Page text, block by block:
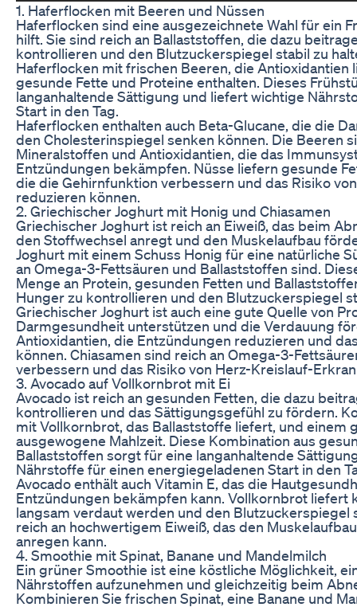
1. Haferflocken mit Beeren und Nüssen
Haferflocken sind eine ausgezeichnete Wahl für ein
hilft. Sie sind reich an Ballaststoffen, die dazu
kontrollieren und den Blutzuckerspiegel stabil zu
Haferflocken mit frischen Beeren, die Antioxidantien
gesunde Fette und Proteine enthalten. Dieses
langanhaltende Sättigung und liefert wichtige
Start in den Tag.
Haferflocken enthalten auch Beta-Glucane, die die
den Cholesterinspiegel senken können. Die Beeren
Mineralstoffen und Antioxidantien, die das
Entzündungen bekämpfen. Nüsse liefern gesunde
die die Gehirnfunktion verbessern und das Risiko
reduzieren können.
2. Griechischer Joghurt mit Honig und Chiasamen
Griechischer Joghurt ist reich an Eiweiß, das beim
den Stoffwechsel anregt und den Muskelaufbau
Joghurt mit einem Schuss Honig für eine natürliche
an Omega-3-Fettsäuren und Ballaststoffen sind.
Menge an Protein, gesunden Fetten und
Hunger zu kontrollieren und den Blutzuckerspiegel
Griechischer Joghurt ist auch eine gute Quelle von
Darmgesundheit unterstützen und die Verdauung
Antioxidantien, die Entzündungen reduzieren und
können. Chiasamen sind reich an Omega-3-
verbessern und das Risiko von Herz-Kreislauf-
3. Avocado auf Vollkornbrot mit Ei
Avocado ist reich an gesunden Fetten, die dazu
kontrollieren und das Sättigungsgefühl zu fördern.
mit Vollkornbrot, das Ballaststoffe liefert, und einem
ausgewogene Mahlzeit. Diese Kombination aus
Ballaststoffen sorgt für eine langanhaltende
Nährstoffe für einen energiegeladenen Start in den
Avocado enthält auch Vitamin E, das die
Entzündungen bekämpfen kann. Vollkornbrot liefert
langsam verdaut werden und den Blutzuckerspiegel
reich an hochwertigem Eiweiß, das den
anregen kann.
4. Smoothie mit Spinat, Banane und Mandelmilch
Ein grüner Smoothie ist eine köstliche Möglichkeit,
Nährstoffen aufzunehmen und gleichzeitig beim
Kombinieren Sie frischen Spinat, eine Banane und